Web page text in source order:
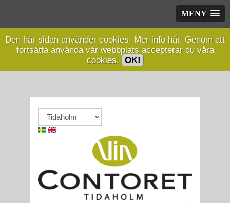
MENY
Den här sidan använder cookies. Mer info här. Genom att
fortsätta använda vår webbplats accepterar du våra
cookies. OK!